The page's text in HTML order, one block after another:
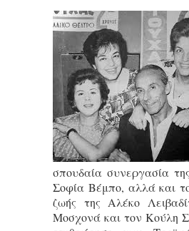
σπουδαία συνεργασία
Σοφία Βέμπο, αλλά και
ζωής της Αλέκο
Μοσχονά και τον Κούλη